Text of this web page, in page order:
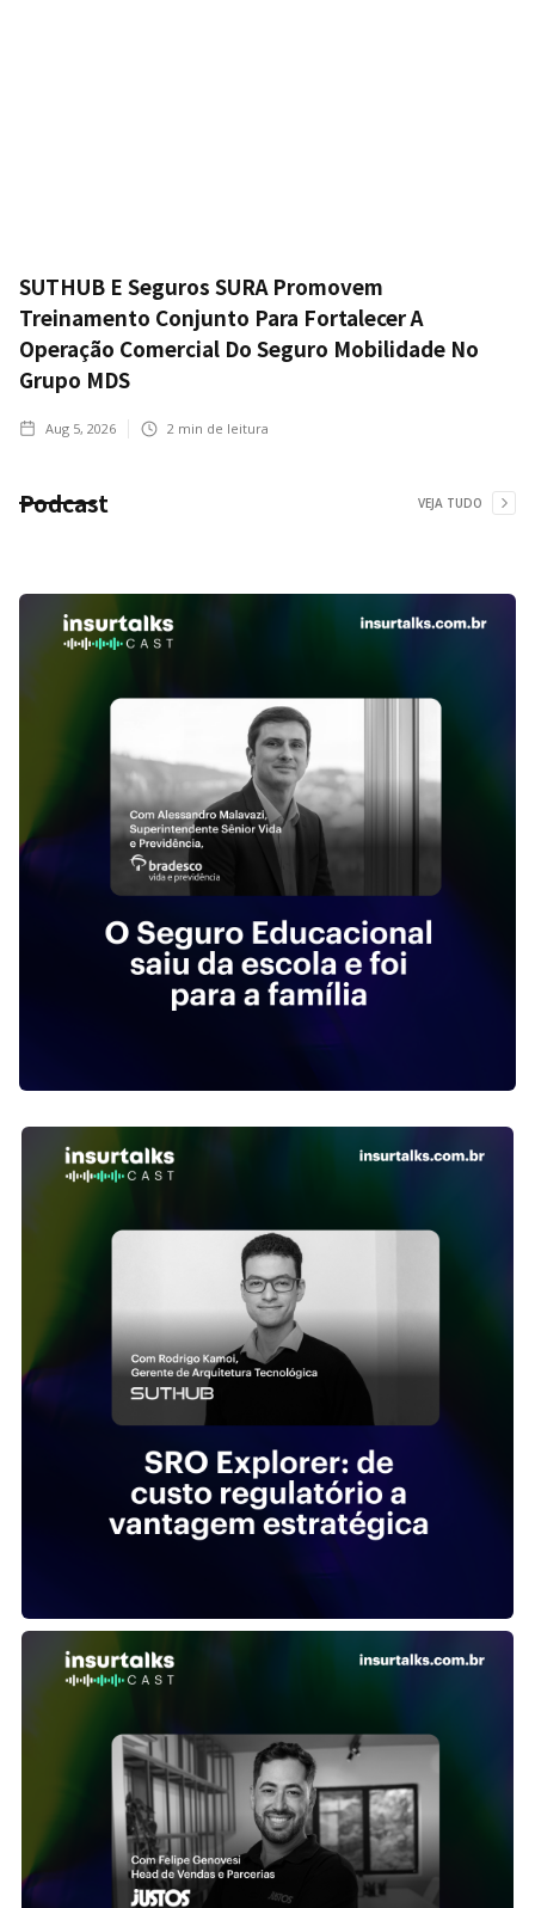
SUTHUB E Seguros SURA Promovem
Treinamento Conjunto Para Fortalecer A
Operação Comercial Do Seguro Mobilidade No
Grupo MDS
Aug 5, 2026 2 min de leitura
Podcast VEJA TUDO